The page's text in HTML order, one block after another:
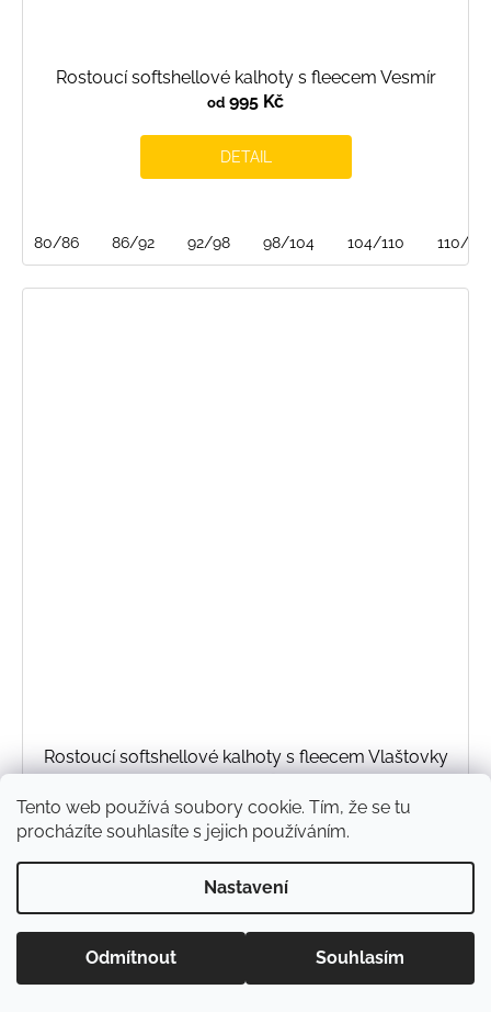
Tento web používá soubory cookie. Tím, že se tu
procházíte souhlasíte s jejich používáním.
Nastavení
Odmítnout Souhlasím
Rostoucí softshellové kalhoty s fleecem Vesmír
od 995 Kč
DETAIL
80/86 86/92 92/98 98/104 104/110 110/116
Rostoucí softshellové kalhoty s fleecem Vlaštovky
995 Kč
DETAIL